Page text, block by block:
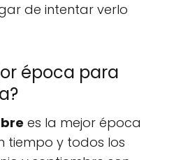
de intentar verlo
época para
es la mejor época
tiempo y todos los